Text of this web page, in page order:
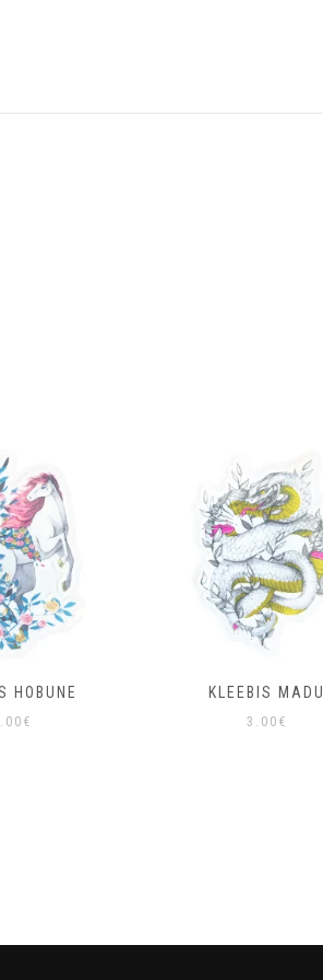
HOBUNE
€
KLEEBIS MADU
3.00 €